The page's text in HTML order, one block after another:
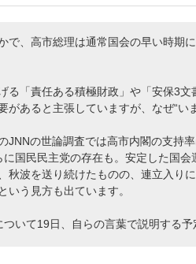
で、高市総理は通常国会の早い時期
る「責任ある積極財政」や「安保3文
あると主張していますが、なぜ“い
JNNの世論調査では高市内閣の支持
国⺠⺠主党の存在も。安定した国会
秋波を送り続けたものの、連立入り
いう見方も出ています。
いて19日、自らの言葉で説明する予